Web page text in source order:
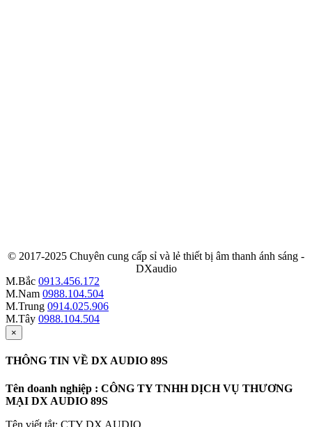
© 2017-2025 Chuyên cung cấp sỉ và lẻ thiết bị âm thanh ánh sáng -
DXaudio
M.Bắc 0913.456.172
M.Nam 0988.104.504
M.Trung 0914.025.906
M.Tây 0988.104.504
×
THÔNG TIN VỀ DX AUDIO 89S
Tên doanh nghiệp : CÔNG TY TNHH DỊCH VỤ THƯƠNG
MẠI DX AUDIO 89S
Tên viết tắt: CTY DX AUDIO